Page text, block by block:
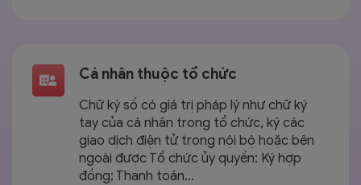
Cá nhân thuộc tổ chức
Chữ ký số có giá trị pháp lý như chữ ký
tay của cá nhân trong tổ chức, ký các
giao dịch điện tử trong nội bộ hoặc bên
ngoài được Tổ chức ủy quyền: Ký hợp
đồng; Thanh toán…